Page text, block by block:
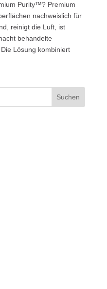
Purity™? Premium
nachweislich für
reinigt die Luft, ist
behandelte
Lösung kombiniert